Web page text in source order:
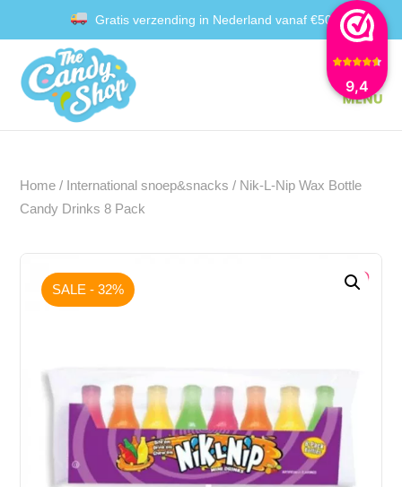
9,4
Gratis verzending in Nederland vanaf €50
Home / International snoep&snacks / Nik-L-Nip Wax Bottle
Candy Drinks 8 Pack
SALE - 32%